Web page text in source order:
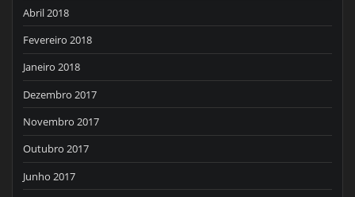
Abril 2018
Fevereiro 2018
Janeiro 2018
Dezembro 2017
Novembro 2017
Outubro 2017
Junho 2017